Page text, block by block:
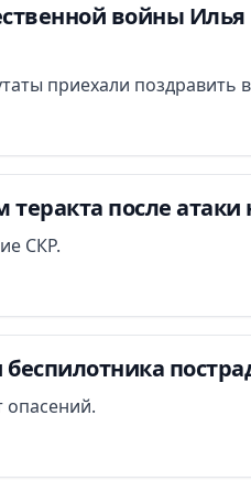
войны
приехали поздравить
после
СКР.
опасений.